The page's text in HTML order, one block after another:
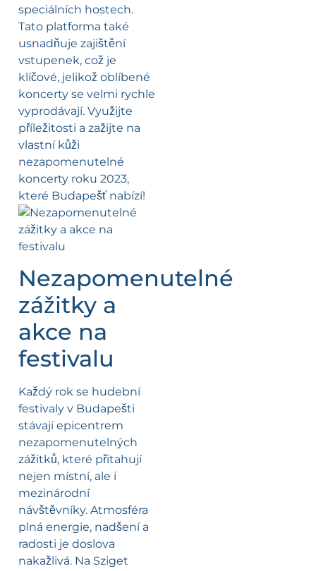
speciálních hostech.
Tato platforma také
usnadňuje zajištění
vstupenek, což je
klíčové, jelikož oblíbené
koncerty se velmi rychle
vyprodávají. Využijte
příležitosti a zažijte na
vlastní kůži
nezapomenutelné
koncerty roku 2023,
které Budapešť nabízí!
Nezapomenutelné
zážitky a
akce na
festivalu
Každý rok se hudební
festivaly v Budapešti
stávají epicentrem
nezapomenutelných
zážitků, které přitahují
nejen místní, ale i
mezinárodní
návštěvníky. Atmosféra
plná energie, nadšení a
radosti je doslova
nakažlivá. Na Sziget